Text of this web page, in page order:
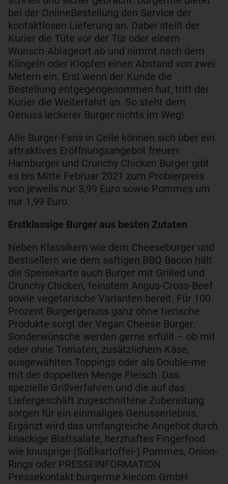
bei der OnlineBestellung den Service der
kontaktlosen Lieferung an. Dabei stellt der
Kurier die Tüte vor der Tür oder einem
Wunsch-Ablageort ab und nimmt nach dem
Klingeln oder Klopfen einen Abstand von zwei
Metern ein. Erst wenn der Kunde die
Bestellung entgegengenommen hat, tritt der
Kurier die Weiterfahrt an. So steht dem
Genuss leckerer Burger nichts im Weg!
Alle Burger-Fans in Celle können sich über ein
attraktives Eröffnungsangebot freuen:
Hamburger und Crunchy Chicken Burger gibt
es bis Mitte Februar 2021 zum Probierpreis
von jeweils nur 3,99 Euro sowie Pommes um
nur 1,99 Euro.
Erstklassige Burger aus besten Zutaten
Neben Klassikern wie dem Cheeseburger und
Bestsellern wie dem saftigen BBQ Bacon hält
die Speisekarte auch Burger mit Grilled und
Crunchy Chicken, feinstem Angus-Cross-Beef
sowie vegetarische Varianten bereit. Für 100
Prozent Burgergenuss ganz ohne tierische
Produkte sorgt der Vegan Cheese Burger.
Sonderwünsche werden gerne erfüllt – ob mit
oder ohne Tomaten, zusätzlichem Käse,
ausgewählten Toppings oder als Double-me
mit der doppelten Menge Fleisch. Das
spezielle Grillverfahren und die auf das
Liefergeschäft zugeschnittene Zubereitung
sorgen für ein einmaliges Genusserlebnis.
Ergänzt wird das umfangreiche Angebot durch
knackige Blattsalate, herzhaftes Fingerfood
wie knusprige (Süßkartoffel-) Pommes, Onion-
Rings oder PRESSEINFORMATION
Pressekontakt burgerme kiecom GmbH